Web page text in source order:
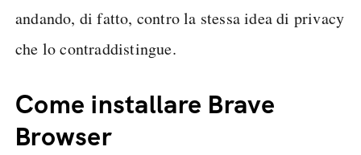
andando, di fatto, contro la stessa idea di privacy
che lo contraddistingue.
Come installare Brave
Browser